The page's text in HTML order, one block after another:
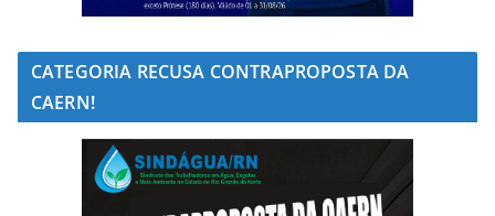
CATEGORIA RECUSA CONTRAPROPOSTA DA
CAERN!